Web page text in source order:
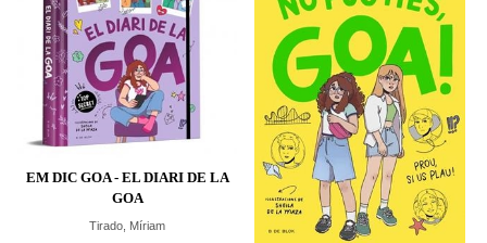
EM DIC GOA - EL DIARI DE LA
GOA
Tirado, Míriam